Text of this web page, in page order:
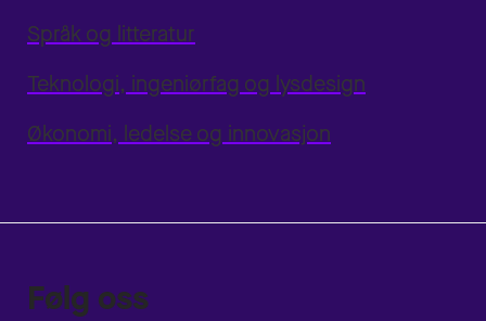
Språk og litteratur
Teknologi, ingeniørfag og lysdesign
Økonomi, ledelse og innovasjon
Følg oss